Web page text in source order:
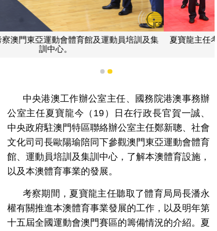
夏寶龍主任考察澳門東亞運動會體育館和運動員培訓及集
1 2
中央港澳工作辦公室主任、國務院港澳事務辦
公室主任夏寶龍今（19）日在行政長官賀一誠、
中央政府駐澳門特區聯絡辦公室主任鄭新聰、社會
文化司司長歐陽瑜陪同下參觀澳門東亞運動會體育
館、運動員培訓及集訓中心，了解本澳體育設施，
以及本澳體育事業的發展。
考察期間，夏寶龍主任聽取了體育局局長潘永
權有關推進本澳體育事業發展的工作，以及明年第
十五屆全國運動會澳門賽區的籌備情況的介紹。夏